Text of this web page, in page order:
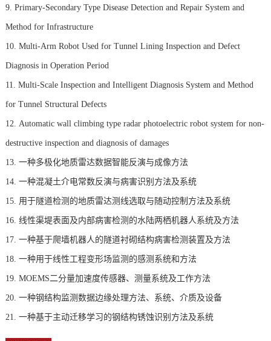
9. Primary-Secondary Type Disease Detection and Repair System and
Method for Infrastructure
10. Multi-Arm Robot Used for Tunnel Lining Inspection and Defect
Diagnosis in Operation Period
11. Multi-Scale Inspection and Intelligent Diagnosis System and Method
for Tunnel Structural Defects
12. Automatic wall climbing type radar photoelectric robot system for non-
destructive inspection and diagnosis of damages
13. 一种多极化地质雷达数据智能反演与成像方法
14. 一种混凝土介电常数反演与病害识别方法及系统
15. 用于隧道检测的地质雷达测线选取与随动控制方法及系统
16. 线性渠堤表面及内部病害检测的水陆两栖机器人系统及方法
17. 一种基于爬墙机器人的隧道衬砌结构病害检测装置及方法
18. 一种用于线性工程变形场监测的感测系统和方法
19. MOEMS二分量加速度传感器、测量系统及工作方法
20. 一种钢结构监测数据边缘处理方法、系统、介质及设备
21. 一种基于主动迁移学习的钢结构锈蚀识别方法及系统